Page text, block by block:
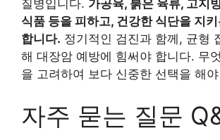
질병입니다. 가공육, 붉은 육류, 고지
식품 등을 피하고, 건강한 식단을 지
합니다. 정기적인 검진과 함께, 균형
해 대장암 예방에 힘써야 합니다. 무
을 고려하여 보다 신중한 선택을 해
자주 묻는 질문